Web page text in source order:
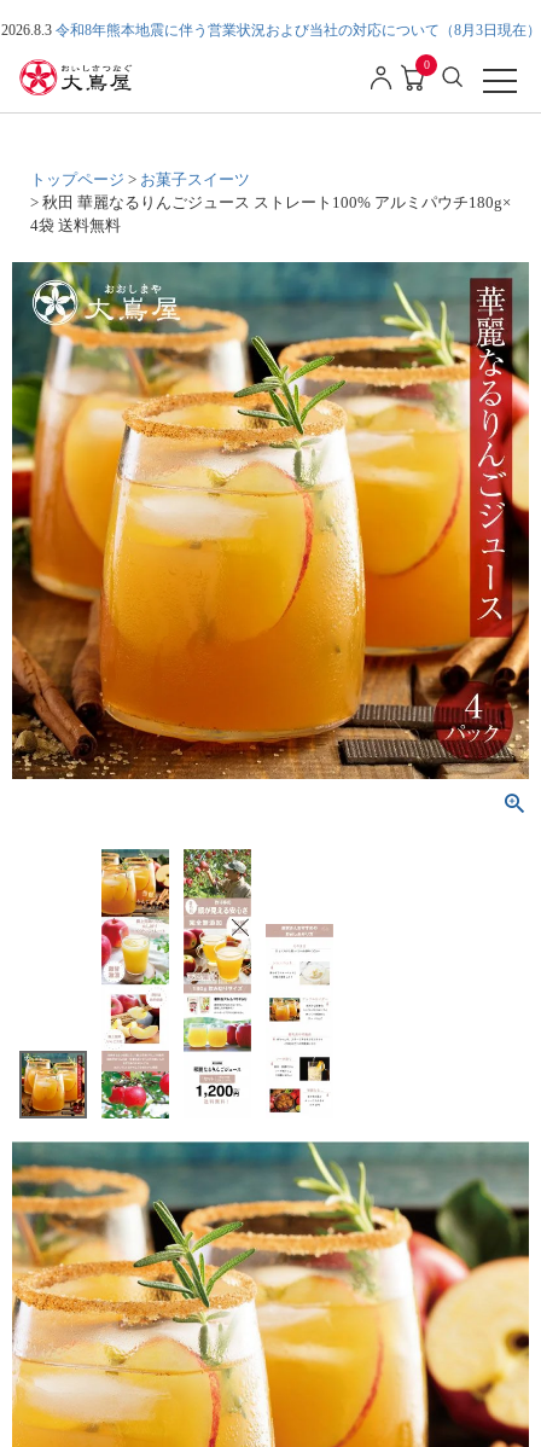
2026.8.3 令和8年熊本地震に伴う営業状況および当社の対応について（8月3日現在）
0
トップページ
お菓子スイーツ
秋田 華麗なるりんごジュース ストレート100% アルミパウチ180g×
4袋 送料無料